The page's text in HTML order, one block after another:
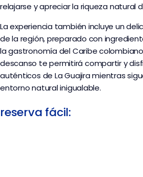
relajarse y apreciar la riqueza natural
La experiencia también incluye un
de la región, preparado con
la gastronomía del Caribe
descanso te permitirá compartir y
auténticos de La Guajira mientras
entorno natural inigualable.
reserva fácil: